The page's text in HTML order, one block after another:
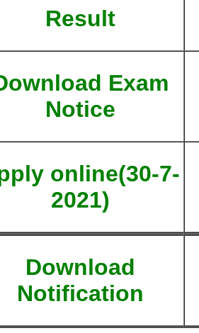
Result
Exam
Notice
online(30-7-
2021)
Download
Notification